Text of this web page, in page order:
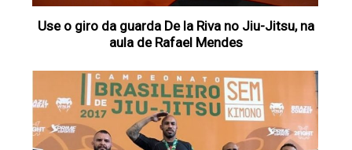
Use o giro da guarda De la Riva no Jiu-Jitsu, na
aula de Rafael Mendes